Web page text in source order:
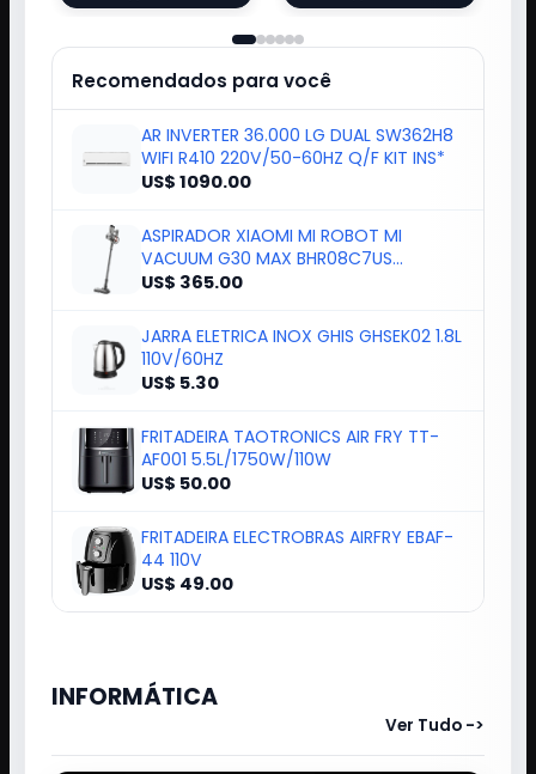
Recomendados para você
AR INVERTER 36.000 LG DUAL SW362H8
WIFI R410 220V/50-60HZ Q/F KIT INS*
US$ 1090.00
ASPIRADOR XIAOMI MI ROBOT MI
VACUUM G30 MAX BHR08C7US
452384/452391
US$ 365.00
JARRA ELETRICA INOX GHIS GHSEK02 1.8L
110V/60HZ
US$ 5.30
FRITADEIRA TAOTRONICS AIR FRY TT-
AF001 5.5L/1750W/110W
US$ 50.00
FRITADEIRA ELECTROBRAS AIRFRY EBAF-
44 110V
US$ 49.00
INFORMÁTICA
Ver Tudo ->